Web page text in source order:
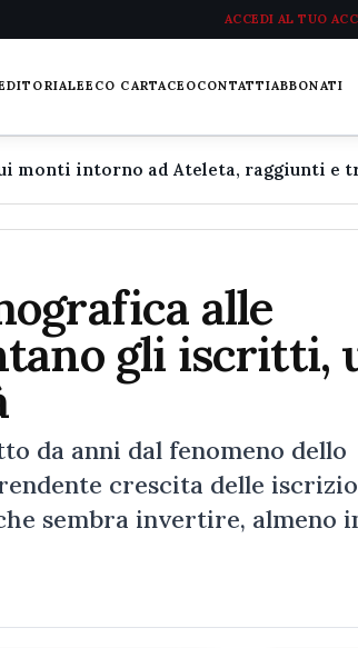
ACCEDI AL TUO
ECO CARTACEOCONTATTIABBONATI
alle
gli iscritti,
da anni dal fenomeno dello
crescita delle
sembra invertire, almeno